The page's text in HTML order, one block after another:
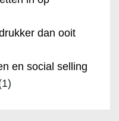
dan ooit
en social selling